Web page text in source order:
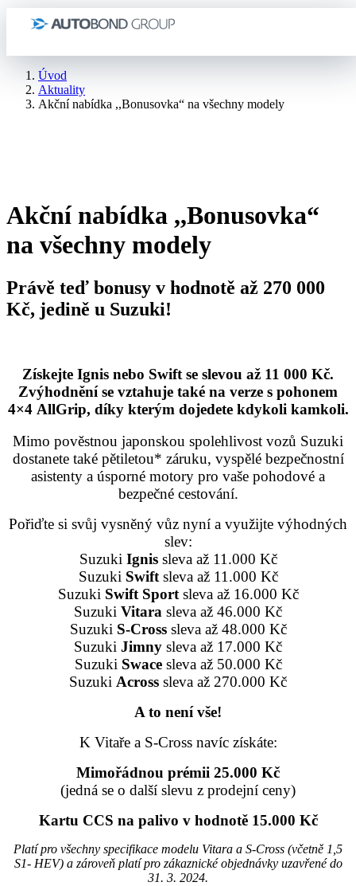
Úvod
Aktuality
Akční nabídka ,,Bonusovka“ na všechny modely
Akční nabídka ,,Bonusovka“
na všechny modely
Právě teď bonusy v hodnotě až 270 000
Kč, jedině u Suzuki!
Získejte Ignis nebo Swift se slevou až 11 000 Kč.
Zvýhodnění se vztahuje také na verze s pohonem
4×4 AllGrip, díky kterým dojedete kdykoli kamkoli.
Mimo pověstnou japonskou spolehlivost vozů Suzuki
dostanete také pětiletou* záruku, vyspělé bezpečnostní
asistenty a úsporné motory pro vaše pohodové a
bezpečné cestování.
Pořiďte si svůj vysněný vůz nyní a využijte výhodných
slev:
Suzuki Ignissleva až 11.000 Kč
Suzuki Swiftsleva až 11.000 Kč
Suzuki Swift Sportsleva až 16.000 Kč
Suzuki Vitara sleva až 46.000 Kč
Suzuki S-Crosssleva až 48.000 Kč
Suzuki Jimny sleva až 17.000 Kč
Suzuki Swacesleva až 50.000 Kč
Suzuki Across sleva až 270.000 Kč
A to není vše!
K Vitaře a S-Cross navíc získáte:
Mimořádnou prémii 25.000 Kč
(jedná se o další slevu z prodejní ceny)
Kartu CCS na palivo v hodnotě 15.000 Kč
Platí pro všechny specifikace modelu Vitara a S-Cross (včetně 1,5
S1- HEV) a zároveň platí pro zákaznické objednávky uzavřené do
31. 3. 2024.